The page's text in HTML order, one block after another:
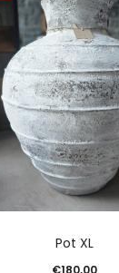
Pot XL
€180,00